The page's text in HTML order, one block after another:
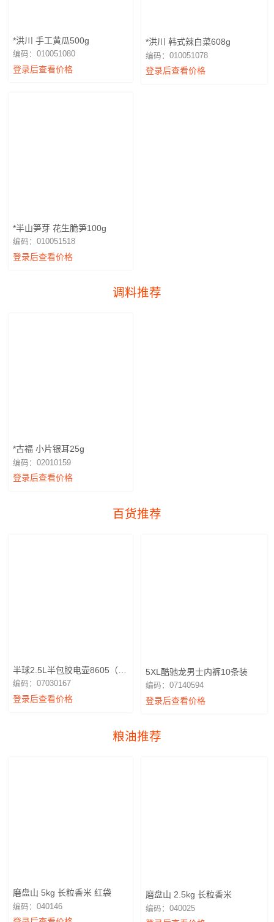
*洪川 手工黄瓜500g
编码：010051080
登录后查看价格
*洪川 韩式辣白菜608g
编码：010051078
登录后查看价格
*半山笋芽 花生脆笋100g
编码：010051518
登录后查看价格
调料推荐
*古福 小片银耳25g
编码：02010159
登录后查看价格
百货推荐
半球2.5L半包胶电壶8605（广
东南振电器）NZ15-25C
编码：07030167
登录后查看价格
5XL酷驰龙男士内裤10条装
编码：07140594
登录后查看价格
粮油推荐
磨盘山 5kg 长粒香米 红袋
编码：040146
磨盘山 2.5kg 长粒香米
编码：040025